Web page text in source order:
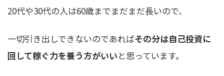
20代や30代の人は60歳までまだまだ長いので、
一切引き出しできないのであればその分は自己投資に
回して稼ぐ力を養う方がいいと思っています。